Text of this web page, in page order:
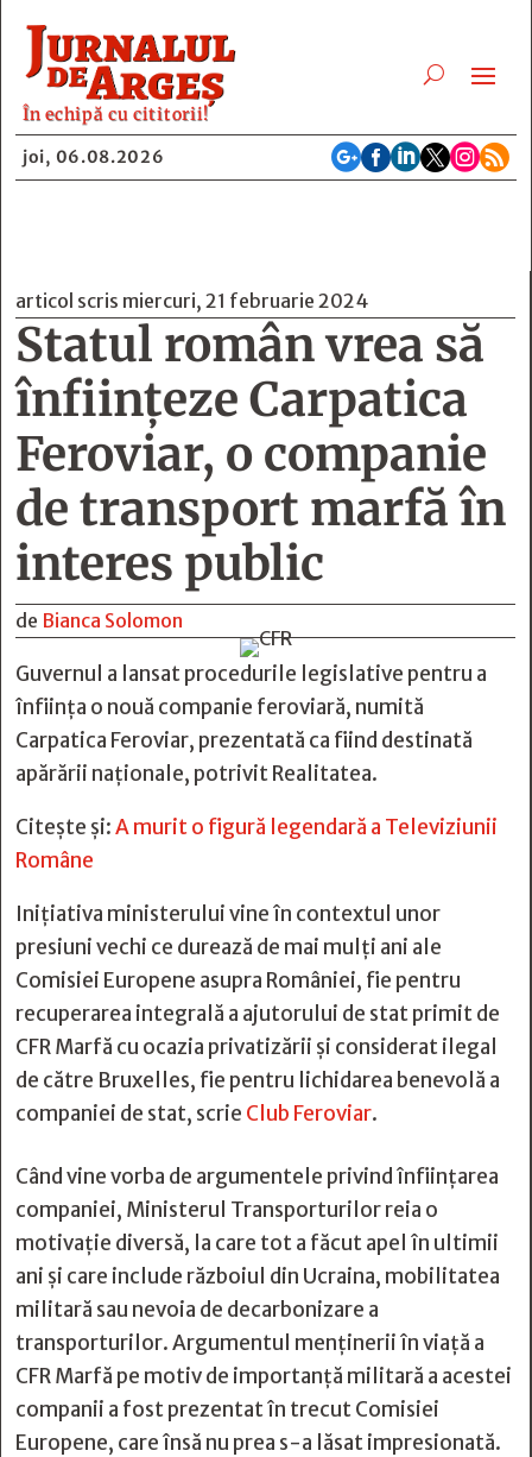
În echipă cu cititorii!
joi, 06.08.2026 
articol scris miercuri, 21 februarie 2024
Statul român vrea să
înființeze Carpatica
Feroviar, o companie
de transport marfă în
interes public
de Bianca Solomon
Guvernul a lansat procedurile legislative pentru a
înființa o nouă companie feroviară, numită
Carpatica Feroviar, prezentată ca fiind destinată
apărării naționale, potrivit Realitatea.
Citește și:A murit o figură legendară a Televiziunii
Române
Inițiativa ministerului vine în contextul unor
presiuni vechi ce durează de mai mulți ani ale
Comisiei Europene asupra României, fie pentru
recuperarea integrală a ajutorului de stat primit de
CFR Marfă cu ocazia privatizării și considerat ilegal
de către Bruxelles, fie pentru lichidarea benevolă a
companiei de stat, scrie Club Feroviar.
Când vine vorba de argumentele privind înființarea
companiei, Ministerul Transporturilor reia o
motivație diversă, la care tot a făcut apel în ultimii
ani și care include războiul din Ucraina, mobilitatea
militară sau nevoia de decarbonizare a
transporturilor. Argumentul menținerii în viață a
CFR Marfă pe motiv de importanță militară a acestei
companii a fost prezentat în trecut Comisiei
Europene, care însă nu prea s-a lăsat impresionată.